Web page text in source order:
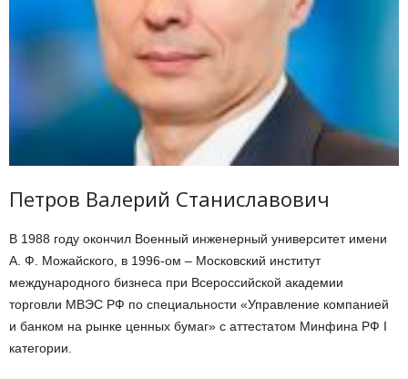
Петров Валерий Станиславович
В 1988 году окончил Военный инженерный университет имени
А. Ф. Можайского, в 1996-ом – Московский институт
международного бизнеса при Всероссийской академии
торговли МВЭС РФ по специальности «Управление компанией
и банком на рынке ценных бумаг» с аттестатом Минфина РФ I
категории.